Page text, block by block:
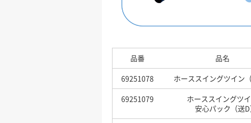
品番 品名
69251078
ホーススイングツイン（
69251079
ホーススイングツ
安心パック（送D